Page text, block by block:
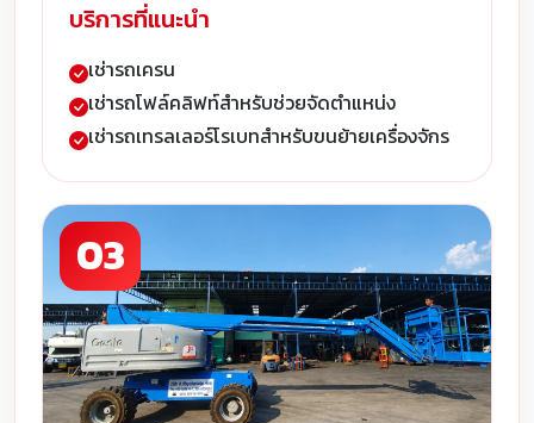
บริการที่แนะนำ
เช่ารถเครน
เช่ารถโฟล์คลิฟท์สำหรับช่วยจัดตำแหน่ง
เช่ารถเทรลเลอร์โรเบทสำหรับขนย้ายเครื่องจักร
03